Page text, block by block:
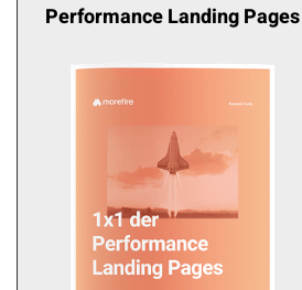
Performance Landing Pages